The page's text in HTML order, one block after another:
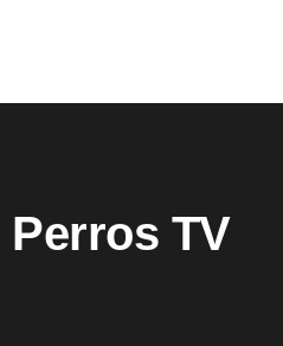
Perros TV